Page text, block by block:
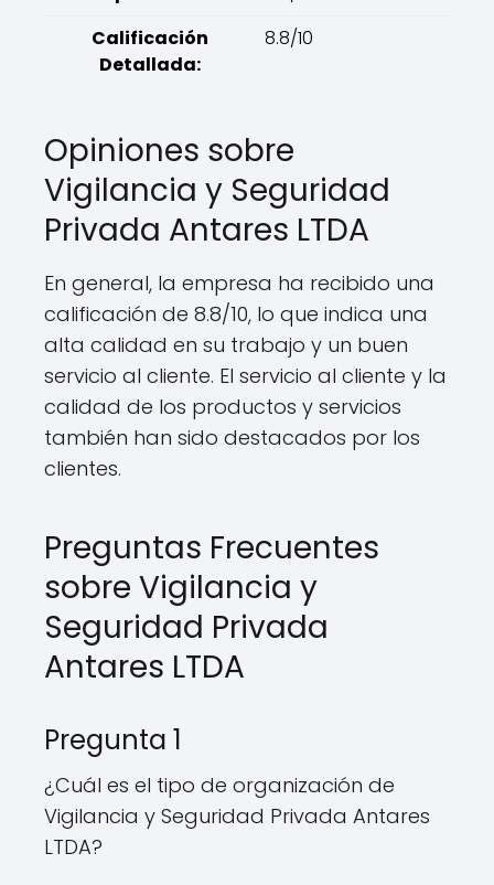
Calificación
Detallada:
8.8/10
Opiniones sobre
Vigilancia y Seguridad
Privada Antares LTDA
En general, la empresa ha recibido una
calificación de 8.8/10, lo que indica una
alta calidad en su trabajo y un buen
servicio al cliente. El servicio al cliente y la
calidad de los productos y servicios
también han sido destacados por los
clientes.
Preguntas Frecuentes
sobre Vigilancia y
Seguridad Privada
Antares LTDA
Pregunta 1
¿Cuál es el tipo de organización de
Vigilancia y Seguridad Privada Antares
LTDA?